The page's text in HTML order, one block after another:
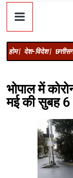
होम | देश-विदेश |
भोपाल में
मई की सुबह